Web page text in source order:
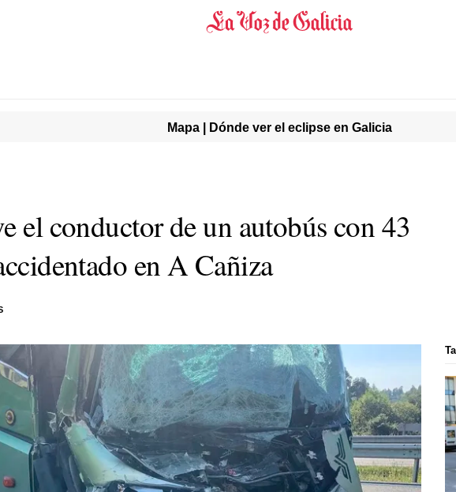
Mapa | Dónde ver el eclipse en Galicia
el conductor de un autobús con 43
en A Cañiza